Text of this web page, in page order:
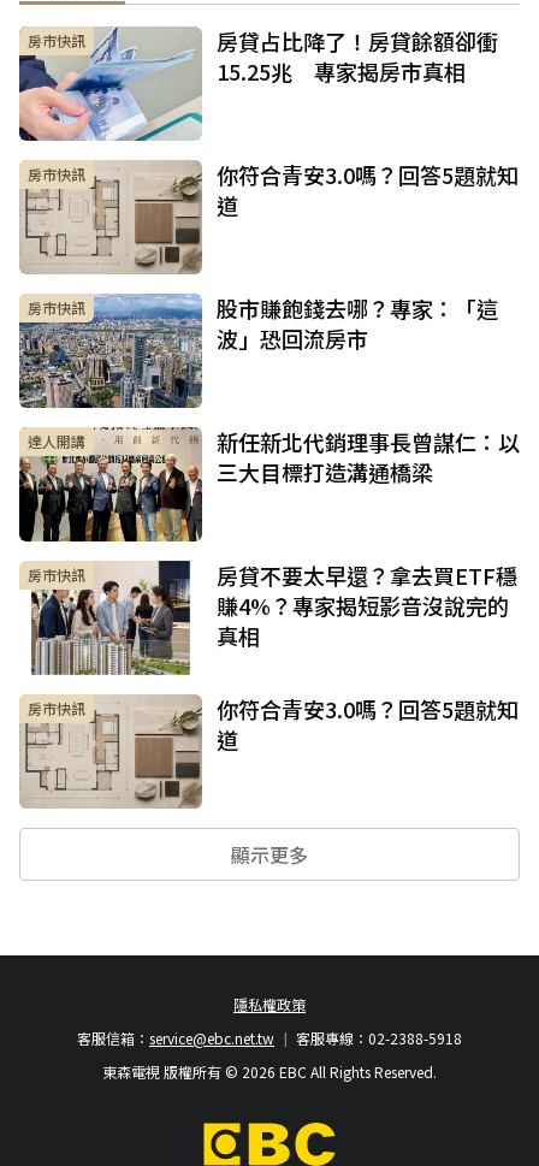
房市快訊
房貸占比降了！房貸餘額卻衝
15.25兆 專家揭房市真相
房市快訊
你符合青安3.0嗎？回答5題就知
道
房市快訊
股市賺飽錢去哪？專家：「這
波」恐回流房市
達人開講
新任新北代銷理事長曾謀仁：以
三大目標打造溝通橋梁
房市快訊
房貸不要太早還？拿去買ETF穩
賺4%？專家揭短影音沒說完的
真相
房市快訊
你符合青安3.0嗎？回答5題就知
道
顯示更多
隱私權政策
客服專線：02-2388-5918
客服信箱： service@ebc.net.tw
東森電視 版權所有 © 2026 EBC All Rights Reserved.